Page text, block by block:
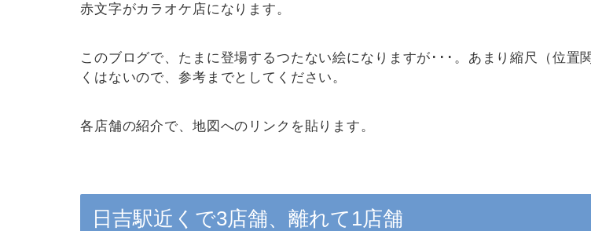
赤文字がカラオケ店になります。
このブログで、たまに登場するつたない絵になりますが･･･。あまり縮尺（位置
くはないので、参考までとしてください。
各店舗の紹介で、地図へのリンクを貼ります。
日吉駅近くで3店舗、離れて1店舗